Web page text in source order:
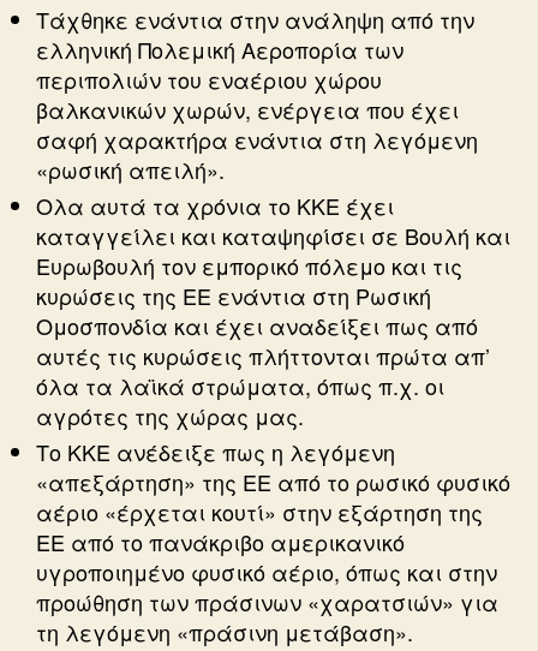
Τάχθηκε ενάντια στην ανάληψη από την
ελληνική Πολεμική Αεροπορία των
περιπολιών του εναέριου χώρου
βαλκανικών χωρών, ενέργεια που έχει
σαφή χαρακτήρα ενάντια στη λεγόμενη
«ρωσική απειλή».
Ολα αυτά τα χρόνια το ΚΚΕ έχει
καταγγείλει και καταψηφίσει σε Βουλή και
Ευρωβουλή τον εμπορικό πόλεμο και τις
κυρώσεις της ΕΕ ενάντια στη Ρωσική
Ομοσπονδία και έχει αναδείξει πως από
αυτές τις κυρώσεις πλήττονται πρώτα απ’
όλα τα λαϊκά στρώματα, όπως π.χ. οι
αγρότες της χώρας μας.
Το ΚΚΕ ανέδειξε πως η λεγόμενη
«απεξάρτηση» της ΕΕ από το ρωσικό φυσικό
αέριο «έρχεται κουτί» στην εξάρτηση της
ΕΕ από το πανάκριβο αμερικανικό
υγροποιημένο φυσικό αέριο, όπως και στην
προώθηση των πράσινων «χαρατσιών» για
τη λεγόμενη «πράσινη μετάβαση».